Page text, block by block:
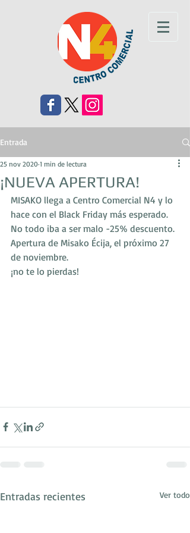
Entrada
¡NUEVA APERTURA!
25 nov 2020 1 min de lectura
MISAKO llega a Centro Comercial N4 y lo
hace con el Black Friday más esperado.
No todo iba a ser malo -25% descuento.
Apertura de Misako Écija, el próximo 27
de noviembre.
¡no te lo pierdas!
Entradas recientes Ver todo